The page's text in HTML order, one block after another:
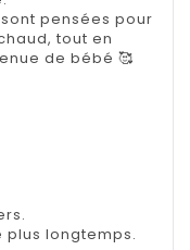
pensées pour
tout en
de bébé 🥰
plus longtemps.